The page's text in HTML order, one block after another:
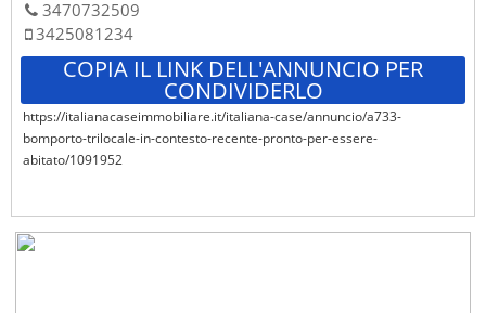
3470732509
3425081234
COPIA IL LINK DELL'ANNUNCIO PER
CONDIVIDERLO
https://italianacaseimmobiliare.it/italiana-case/annuncio/a733-
bomporto-trilocale-in-contesto-recente-pronto-per-essere-
abitato/1091952